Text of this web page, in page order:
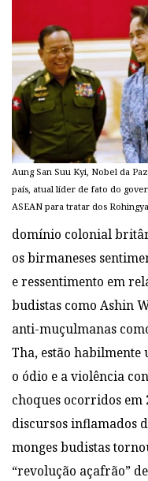
Aung San Suu Kyi, Nobel da
país, atual líder de fato do
ASEAN para tratar dos Rohingya
domínio colonial
os birmaneses
e ressentimento em
budistas como Ashin
anti-muçulmanas
Tha, estão
o ódio e a violência
choques ocorridos
discursos inflamados
monges budistas
“revolução açafrão”